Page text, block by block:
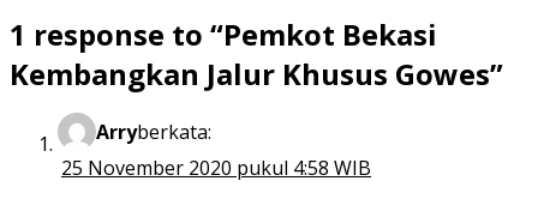
1 response to “Pemkot Bekasi
Kembangkan Jalur Khusus Gowes”
Arryberkata:
25 November 2020 pukul 4:58 WIB